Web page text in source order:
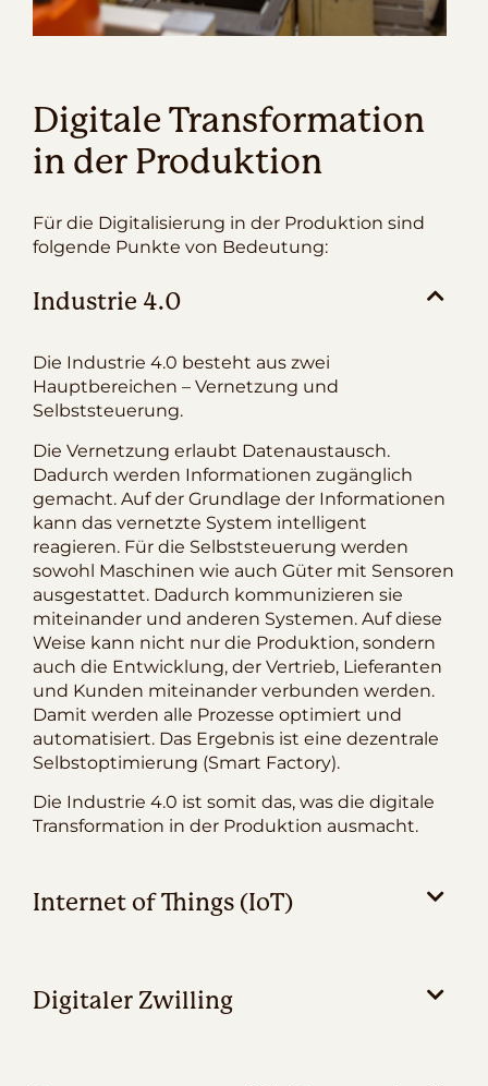
Digitale Transformation
in der Produktion
Für die Digitalisierung in der Produktion sind
folgende Punkte von Bedeutung:
Industrie 4.0
Die Industrie 4.0 besteht aus zwei
Hauptbereichen – Vernetzung und
Selbststeuerung.
Die Vernetzung erlaubt Datenaustausch.
Dadurch werden Informationen zugänglich
gemacht. Auf der Grundlage der Informationen
kann das vernetzte System intelligent
reagieren. Für die Selbststeuerung werden
sowohl Maschinen wie auch Güter mit Sensoren
ausgestattet. Dadurch kommunizieren sie
miteinander und anderen Systemen. Auf diese
Weise kann nicht nur die Produktion, sondern
auch die Entwicklung, der Vertrieb, Lieferanten
und Kunden miteinander verbunden werden.
Damit werden alle Prozesse optimiert und
automatisiert. Das Ergebnis ist eine dezentrale
Selbstoptimierung (Smart Factory).
Die Industrie 4.0 ist somit das, was die digitale
Transformation in der Produktion ausmacht.
Internet of Things (IoT)
Digitaler Zwilling